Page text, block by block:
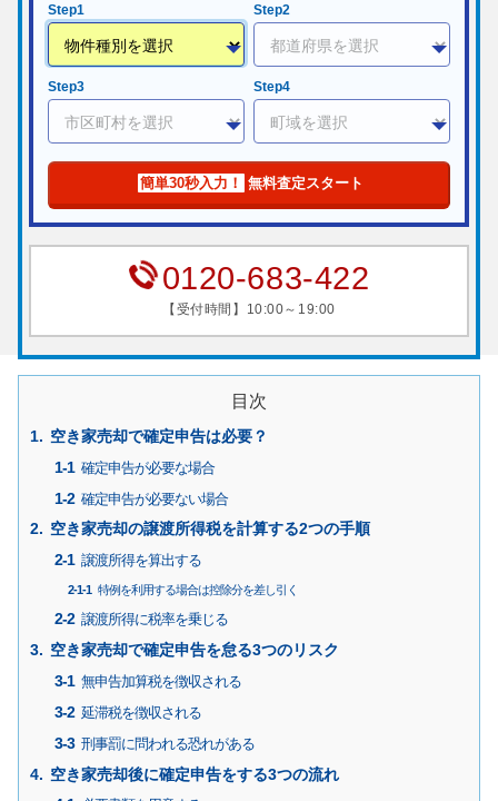
Step1 Step2
Step3 Step4
簡単30秒入力！ 無料査定スタート
0120-683-422
【受付時間】10:00～19:00
目次
空き家売却で確定申告は必要？
確定申告が必要な場合
確定申告が必要ない場合
空き家売却の譲渡所得税を計算する2つの手順
譲渡所得を算出する
特例を利用する場合は控除分を差し引く
譲渡所得に税率を乗じる
空き家売却で確定申告を怠る3つのリスク
無申告加算税を徴収される
延滞税を徴収される
刑事罰に問われる恐れがある
空き家売却後に確定申告をする3つの流れ